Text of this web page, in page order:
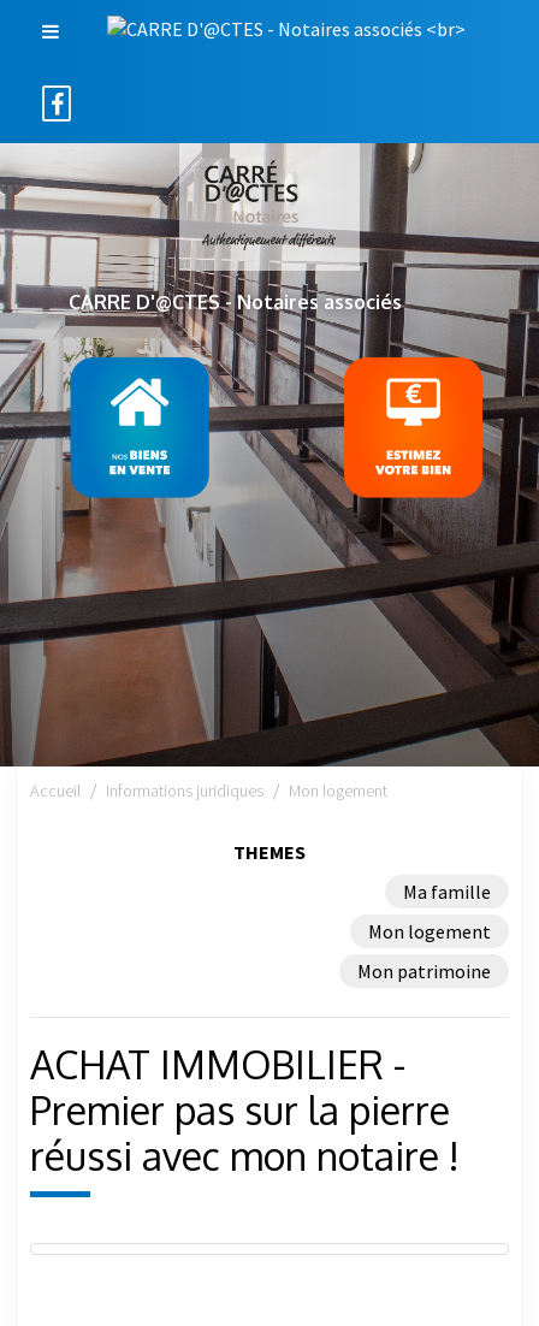
CARRE D'@CTES - Notaires associés
Accueil Informations juridiques Mon logement
THEMES
Ma famille
Mon logement
Mon patrimoine
ACHAT IMMOBILIER -
Premier pas sur la pierre
réussi avec mon notaire !